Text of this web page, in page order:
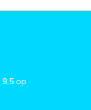
9,5 op